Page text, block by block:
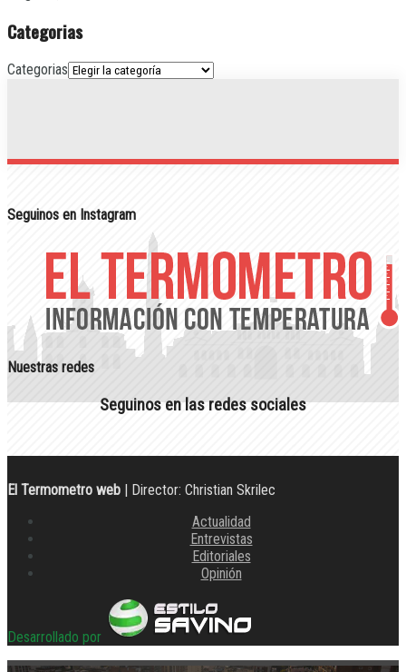
Categorias
Categorias
Seguinos en Instagram
Nuestras redes
Seguinos en las redes sociales
El Termometro web | Director: Christian Skrilec
Actualidad
Entrevistas
Editoriales
Opinión
Desarrollado por